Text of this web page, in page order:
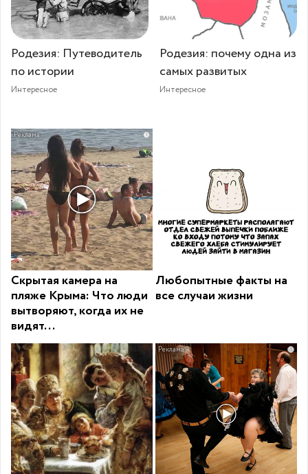
Родезия: Путеводитель
по истории
Интересное
Родезия: почему одна из
самых развитых
Интересное
i
Скрытая камера на
пляже Крыма: Что люди
вытворяют, когда их не
видят...
Любопытные факты на
все случаи жизни
i